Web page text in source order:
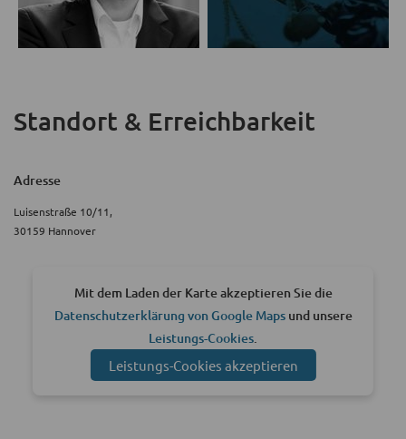
Standort & Erreichbarkeit
Adresse
Luisenstraße 10/11,
30159 Hannover
Mit dem Laden der Karte akzeptieren Sie die
Datenschutzerklärung von Google Mapsund unsere
Leistungs-Cookies
Leistungs-Cookies akzeptieren